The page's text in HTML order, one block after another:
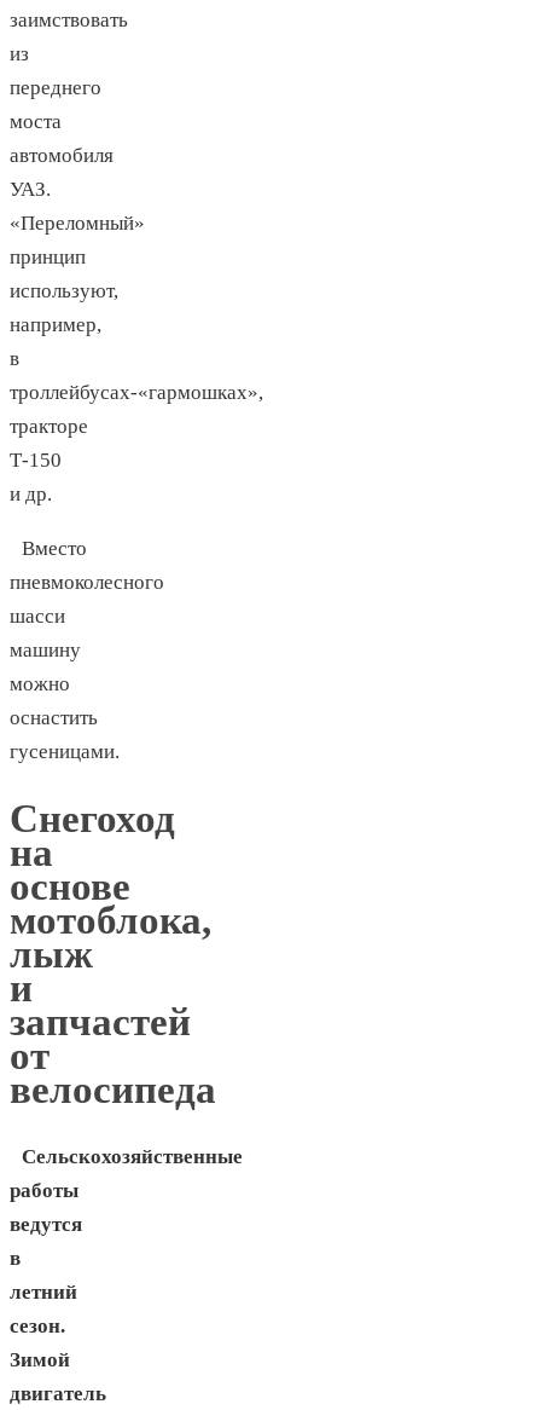
заимствовать
из
переднего
моста
автомобиля
УАЗ.
«Переломный»
принцип
используют,
например,
в
троллейбусах-«гармошках»,
тракторе
Т-150
и др.
Вместо
пневмоколесного
шасси
машину
можно
оснастить
гусеницами.
Снегоход
на
основе
мотоблока,
лыж
и
запчастей
от
велосипеда
Сельскохозяйственные
работы
ведутся
в
летний
сезон.
Зимой
двигатель